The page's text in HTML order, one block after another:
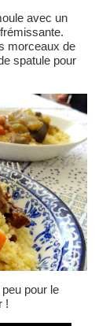
avec un
morceaux de
spatule pour
pour le
!